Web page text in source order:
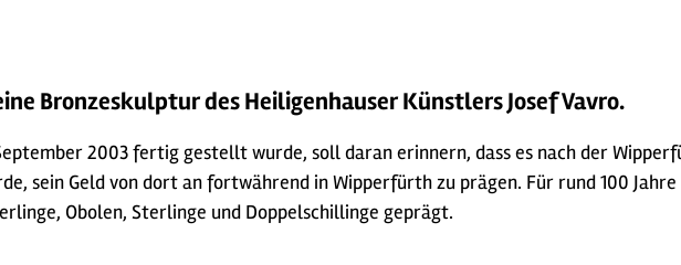
Bronzeskulptur des Heiligenhauser Künstlers Josef Vavro.
2003 fertig gestellt wurde, soll daran erinnern, dass es nach der
sein Geld von dort an fortwährend in Wipperfürth zu prägen. Für rund 100
Obolen, Sterlinge und Doppelschillinge geprägt.